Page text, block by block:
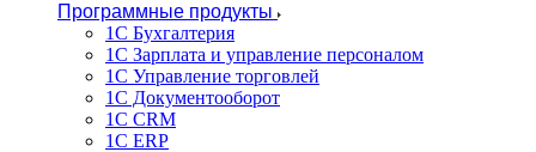
Программные продукты
1С Бухгалтерия
1С Зарплата и управление персоналом
1С Управление торговлей
1С Документооборот
1С CRM
1С ERP